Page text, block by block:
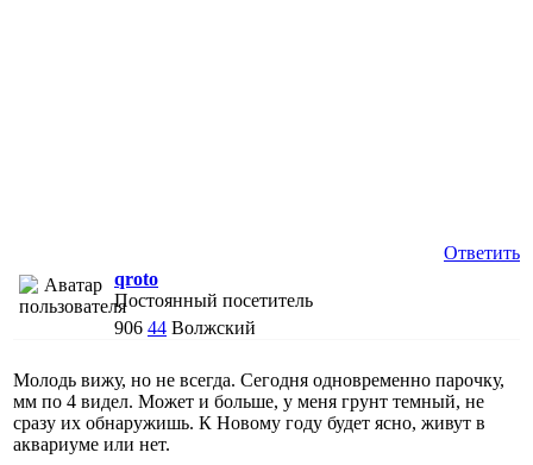
Ответить
qroto
Постоянный посетитель
906 44 Волжский
Молодь вижу, но не всегда. Сегодня одновременно парочку,
мм по 4 видел. Может и больше, у меня грунт темный, не
сразу их обнаружишь. К Новому году будет ясно, живут в
аквариуме или нет.